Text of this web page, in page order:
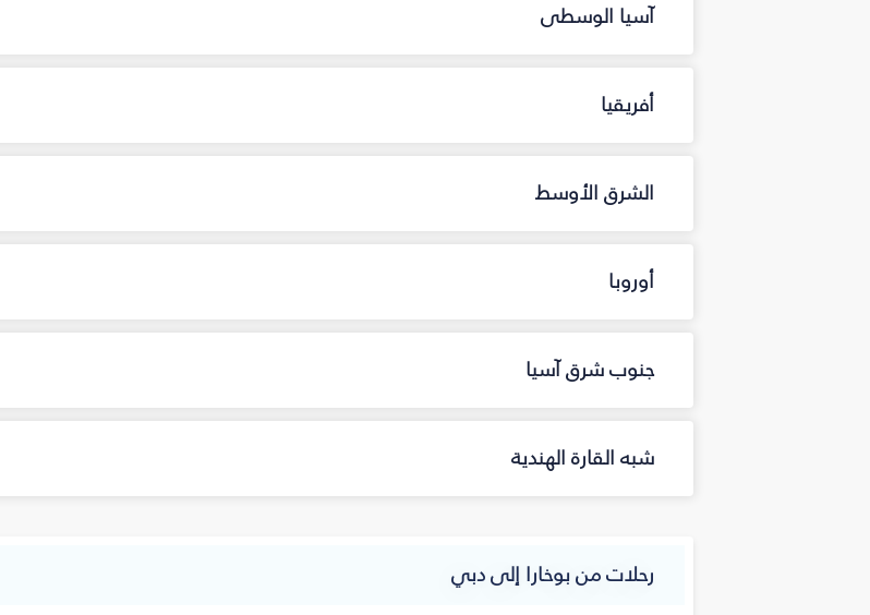
آسيا الوسطى
أفريقيا
الشرق الأوسط
أوروبا
جنوب شرق آسيا
شبه القارة الهندية
رحلات من بوخارا إلى دبي